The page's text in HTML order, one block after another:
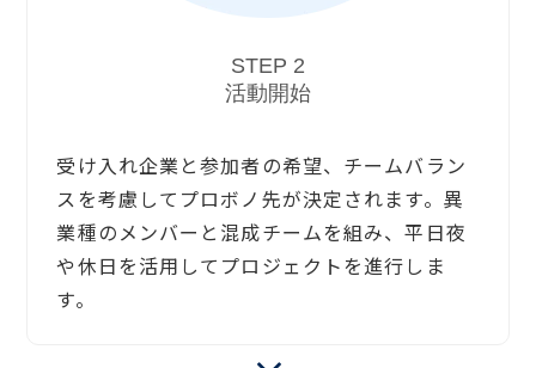
STEP 2
活動開始
受け入れ企業と参加者の希望、チームバラン
スを考慮してプロボノ先が決定されます。異
業種のメンバーと混成チームを組み、平日夜
や休日を活用してプロジェクトを進行しま
す。